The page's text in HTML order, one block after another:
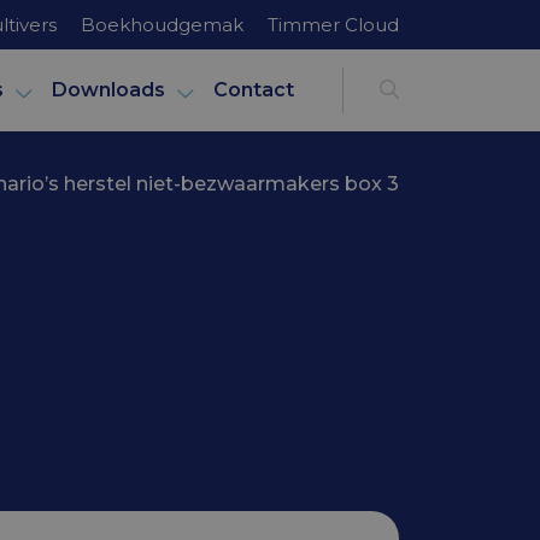
Boekhoudgemak Timmer Cloud
Downloads Contact
herstel niet-bezwaarmakers box 3